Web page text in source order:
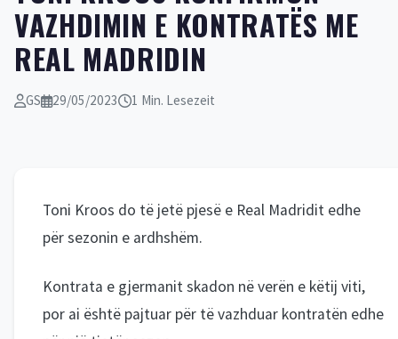
VAZHDIMIN E KONTRATËS ME
REAL MADRIDIN
GS 29/05/2023 1 Min. Lesezeit
Toni Kroos do të jetë pjesë e Real Madridit edhe
për sezonin e ardhshëm.
Kontrata e gjermanit skadon në verën e këtij viti,
por ai është pajtuar për të vazhduar kontratën edhe